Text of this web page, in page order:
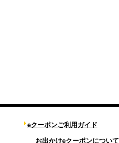
eクーポンご利用ガイド
お出かけeクーポンについて